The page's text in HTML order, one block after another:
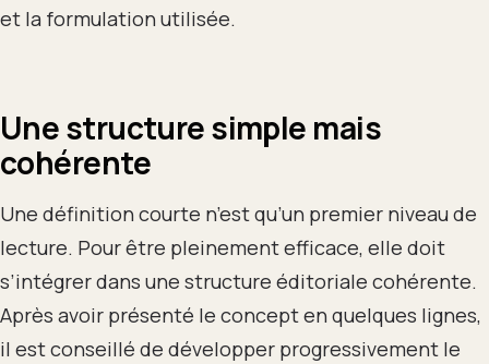
et la formulation utilisée.
Une structure simple mais
cohérente
Une définition courte n’est qu’un premier niveau de
lecture. Pour être pleinement efficace, elle doit
s’intégrer dans une structure éditoriale cohérente.
Après avoir présenté le concept en quelques lignes,
il est conseillé de développer progressivement le